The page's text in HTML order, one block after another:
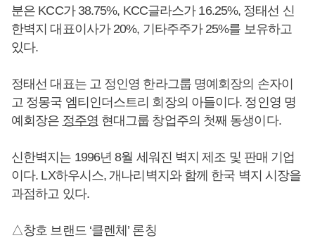
분은 KCC가 38.75%, KCC글라스가 16.25%, 정태선 신
한벽지 대표이사가 20%, 기타주주가 25%를 보유하고
있다.
정태선 대표는 고 정인영 한라그룹 명예회장의 손자이
고 정몽국 엠티인더스트리 회장의 아들이다. 정인영 명
예회장은 정주영 현대그룹 창업주의 첫째 동생이다.
신한벽지는 1996년 8월 세워진 벽지 제조 및 판매 기업
이다. LX하우시스, 개나리벽지와 함께 한국 벽지 시장을
과점하고 있다.
△창호 브랜드 ‘클렌체’ 론칭